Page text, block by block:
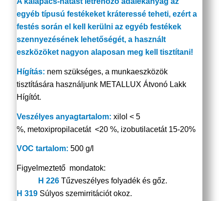
egyéb típusú festékeket kráteressé teheti, ezért a
festés során el kell kerülni az egyéb festékek
szennyezésének lehetőségét, a használt
eszközöket nagyon alaposan meg kell tisztítani!
Hígítás: nem szükséges, a munkaeszközök
tisztítására használjunk METALLUX Átvonó Lakk
Hígítót.
Veszélyes anyagtartalom: xilol < 5
%, metoxipropilacetát <20 %, izobutilacetát 15-20%
VOC tartalom: 500 g/l
Figyelmeztető mondatok:
H 226 Tűzveszélyes folyadék és gőz.
H 319Súlyos szemirritációt okoz.